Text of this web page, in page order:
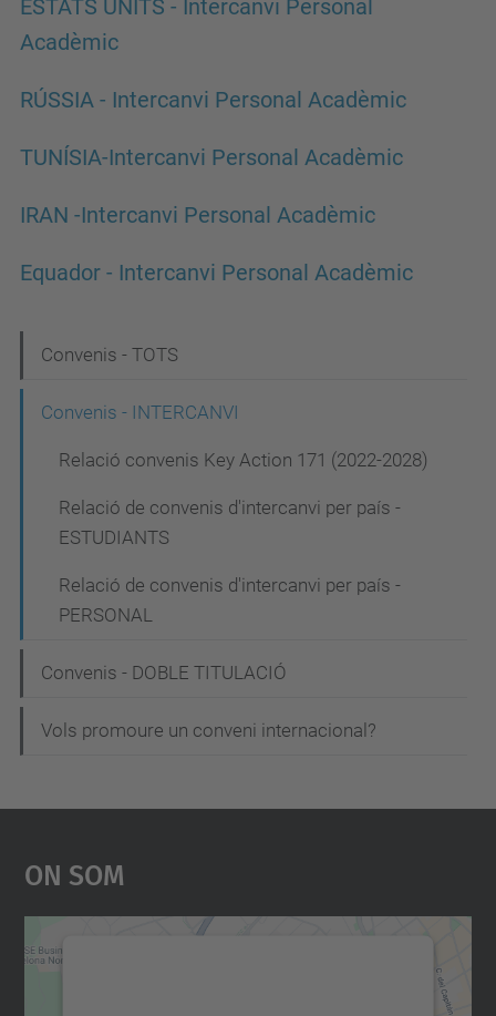
ESTATS UNITS - Intercanvi Personal
Acadèmic
RÚSSIA - Intercanvi Personal Acadèmic
TUNÍSIA-Intercanvi Personal Acadèmic
IRAN -Intercanvi Personal Acadèmic
Equador - Intercanvi Personal Acadèmic
a
ó
Convenis - TOTS
Convenis - INTERCANVI
Relació convenis Key Action 171 (2022-2028)
Relació de convenis d'intercanvi per país -
ESTUDIANTS
Relació de convenis d'intercanvi per país -
PERSONAL
Convenis - DOBLE TITULACIÓ
Vols promoure un conveni internacional?
On Som